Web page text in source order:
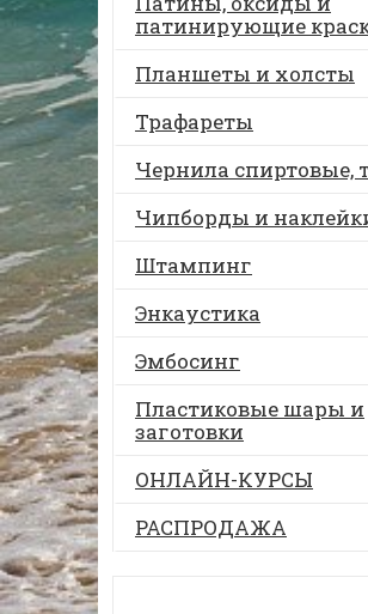
патинирующие
Планшеты и холсты
Трафареты
Чернила спиртовые,
Чипборды и
Штампинг
Энкаустика
Эмбосинг
Пластиковые шары и
заготовки
ОНЛАЙН-КУРСЫ
РАСПРОДАЖА